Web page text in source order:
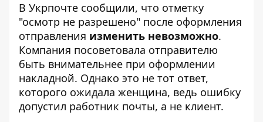
В Укрпочте сообщили, что отметку
"осмотр не разрешено" после оформления
отправления изменить невозможно.
Компания посоветовала отправителю
быть внимательнее при оформлении
накладной. Однако это не тот ответ,
которого ожидала женщина, ведь ошибку
допустил работник почты, а не клиент.